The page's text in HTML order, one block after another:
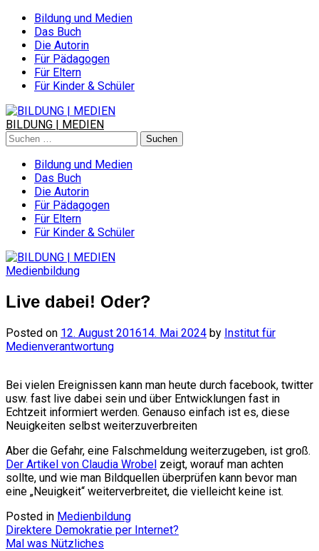
Skip
content
Bildung und Medien
Das Buch
Die Autorin
Für Pädagogen
Für Eltern
Für Kinder & Schüler
BILDUNG | MEDIEN
Suchen
nach:
Bildung und Medien
Das Buch
Die Autorin
Für Pädagogen
Für Eltern
Für Kinder & Schüler
Medienbildung
Live dabei! Oder?
Posted on 12. August 201614. Mai 2024 by Institut für
Medienverantwortung
Bei vielen Ereignissen kann man heute durch facebook, twitter
usw. fast live dabei sein und über Entwicklungen fast in
Echtzeit informiert werden. Genauso einfach ist es, diese
Neuigkeiten selbst weiterzuverbreiten
Aber die Gefahr, eine Falschmeldung weiterzugeben, ist groß.
Der Artikel von Claudia Wrobel zeigt, worauf man achten
sollte, und wie man Bildquellen überprüfen kann bevor man
eine „Neuigkeit“ weiterverbreitet, die vielleicht keine ist.
Posted in Medienbildung
Beitragsnavigation
Direktere Demokratie per Internet?
Mal was Nützliches